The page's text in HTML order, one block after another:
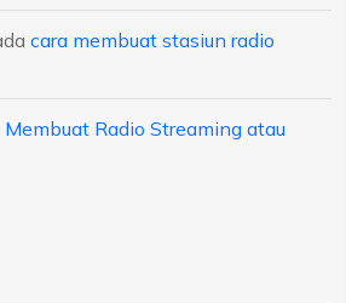
cara membuat stasiun radio
Membuat Radio Streaming atau